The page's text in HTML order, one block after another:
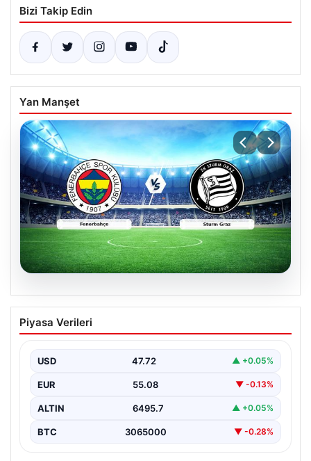
Bizi Takip Edin
Yan Manşet
CANLI | Fenerbahçe – Sturm Graz Canlı
Maç Anlatımı
Piyasa Verileri
USD 47.72 ▲ +0.05%
EUR 55.08 ▼ -0.13%
ALTIN 6495.7 ▲ +0.05%
BTC 3065000 ▼ -0.28%